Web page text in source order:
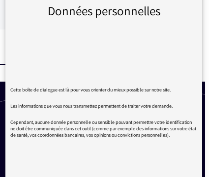
Données personnelles
Cette boîte de dialogue est là pour vous orienter du mieux possible sur notre site.
Les informations que vous nous transmettez permettent de traiter votre demande.
Cependant, aucune donnée personnelle ou sensible pouvant permettre votre identification
ne doit être communiquée dans cet outil (comme par exemple des informations sur votre état
de santé, vos coordonnées bancaires, vos opinions ou convictions personnelles).